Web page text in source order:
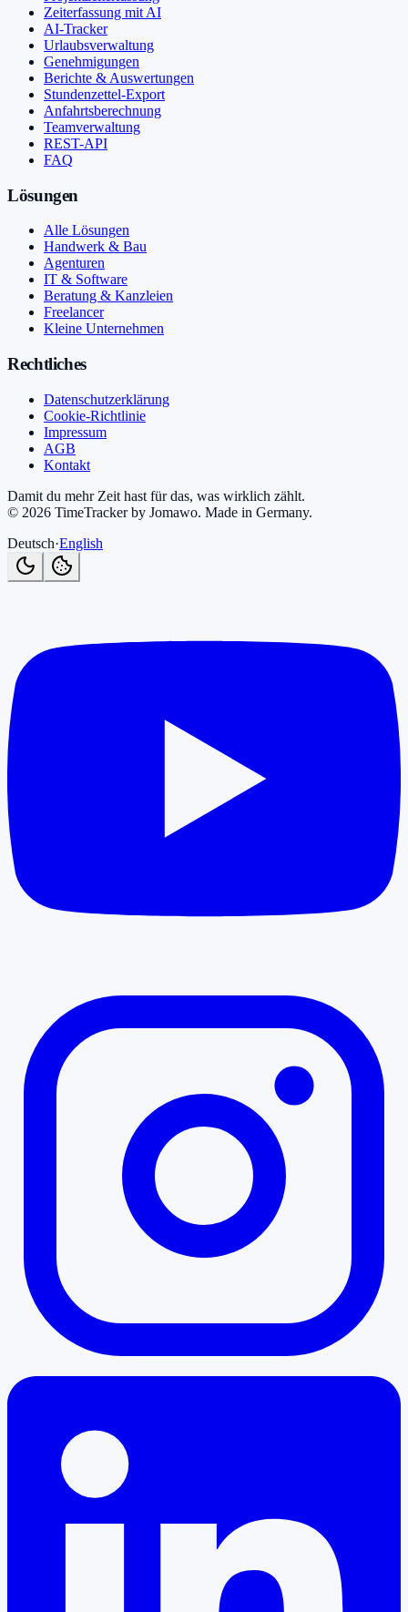
Zeiterfassung mit AI
AI-Tracker
Urlaubsverwaltung
Genehmigungen
Berichte & Auswertungen
Stundenzettel-Export
Anfahrtsberechnung
Teamverwaltung
REST-API
FAQ
Lösungen
Alle Lösungen
Handwerk & Bau
Agenturen
IT & Software
Beratung & Kanzleien
Freelancer
Kleine Unternehmen
Rechtliches
Datenschutzerklärung
Cookie-Richtlinie
Impressum
AGB
Kontakt
Damit du mehr Zeit hast für das, was wirklich zählt.
© 2026 TimeTracker by Jomawo. Made in Germany.
Deutsch·English